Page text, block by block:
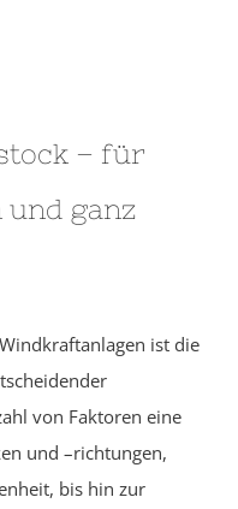
– für
und ganz
ist die
von Faktoren eine
und –richtungen,
bis hin zur